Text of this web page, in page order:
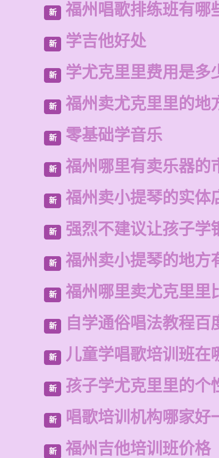
新 福州唱歌排练班有哪
新 学吉他好处
新 学尤克里里费用是多
新 福州卖尤克里里的地
新 零基础学音乐
新 福州哪里有卖乐器的
新 福州卖小提琴的实体
新 强烈不建议让孩子学
新 福州卖小提琴的地方
新 福州哪里卖尤克里里
新 自学通俗唱法教程百
新 儿童学唱歌培训班在
新 孩子学尤克里里的个
新 唱歌培训机构哪家好
新 福州吉他培训班价格